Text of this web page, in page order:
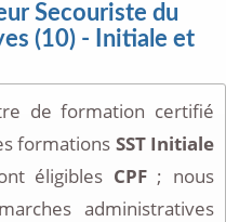
Secouriste du
(10) - Initiale et
de formation certifié
formations SST Initiale
éligibles CPF; nous
administratives